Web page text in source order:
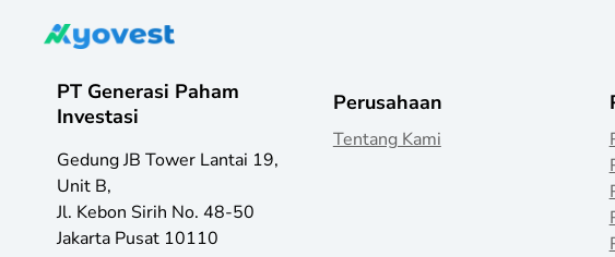
PT Generasi Paham
Investasi
Gedung JB Tower Lantai 19,
Unit B,
Jl. Kebon Sirih No. 48-50
Jakarta Pusat 10110
Perusahaan
Tentang Kami